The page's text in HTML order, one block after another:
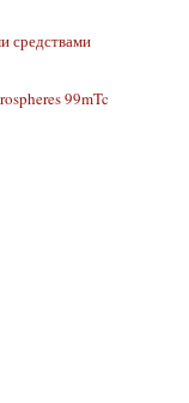
средствами
99mTc